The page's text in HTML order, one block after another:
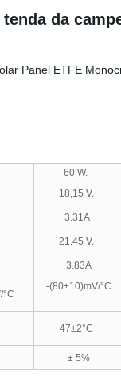
da
60 W.
18,15 V.
3.31A
21.45 V.
3.83A
-(80±10)mV/°C
47±2°C
± 5%